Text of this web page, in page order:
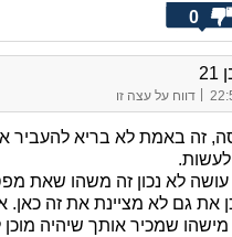
0
דווח על עצה זו
זה באמת לא בריא להעביר
לעשות.
לא נכון זה משהו שאת
את גם לא מציינת את זה כאן.
שמכיר אותך שיהיה